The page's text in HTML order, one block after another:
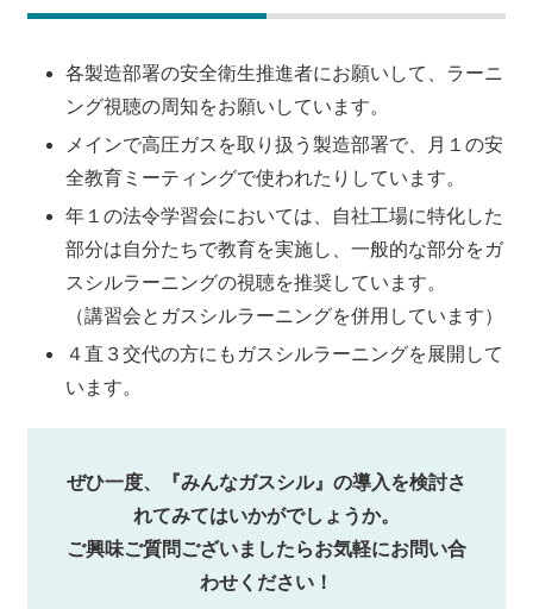
各製造部署の安全衛生推進者にお願いして、ラーニ
ング視聴の周知をお願いしています。
メインで高圧ガスを取り扱う製造部署で、月１の安
全教育ミーティングで使われたりしています。
年１の法令学習会においては、自社工場に特化した
部分は自分たちで教育を実施し、一般的な部分をガ
スシルラーニングの視聴を推奨しています。
（講習会とガスシルラーニングを併用しています）
４直３交代の方にもガスシルラーニングを展開して
います。
ぜひ一度、『みんなガスシル』の導入を検討さ
れてみてはいかがでしょうか。
ご興味ご質問ございましたらお気軽にお問い合
わせください！